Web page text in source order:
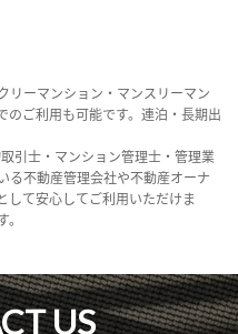
リーマンション・マンスリーマン
のご利用も可能です。連泊・長期出
引士・マンション管理士・管理業
る不動産管理会社や不動産オーナ
して安心してご利用いただけま
US